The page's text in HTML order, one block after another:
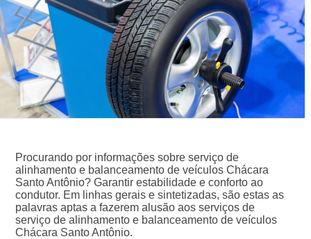
Procurando por informações sobre serviço de
alinhamento e balanceamento de veículos Chácara
Santo Antônio? Garantir estabilidade e conforto ao
condutor. Em linhas gerais e sintetizadas, são estas as
palavras aptas a fazerem alusão aos serviços de
serviço de alinhamento e balanceamento de veículos
Chácara Santo Antônio.